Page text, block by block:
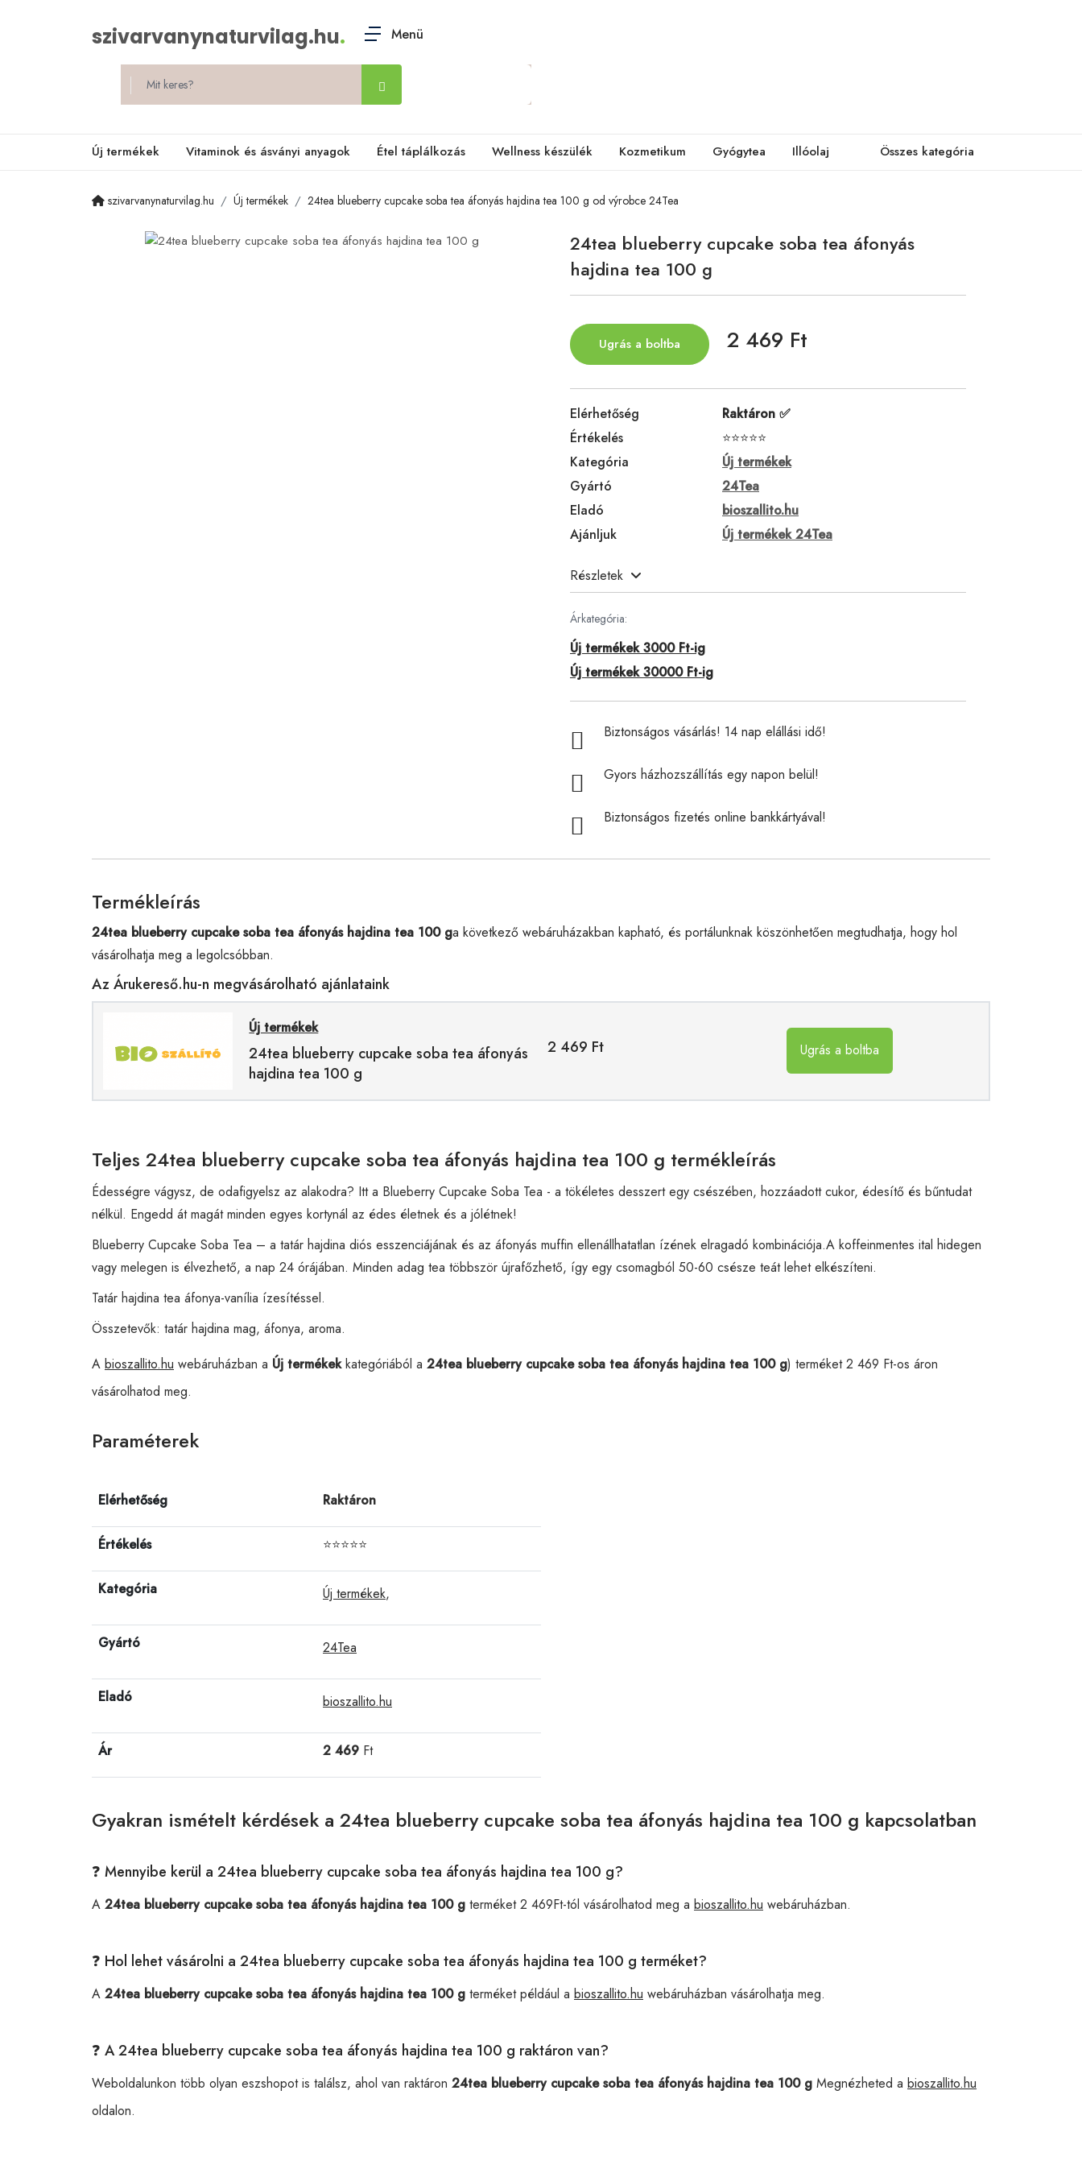
szivarvanynaturvilag.hu. Menü
Új termékek Vitaminok és ásványi anyagok Étel táplálkozás Wellness készülék Kozmetikum Gyógytea Illóolaj Összes kategória
szivarvanynaturvilag.hu Új termékek 24tea blueberry cupcake soba tea áfonyás hajdina tea 100 g od výrobce 24Tea
24tea blueberry cupcake soba tea áfonyás
hajdina tea 100 g
Ugrás a boltba 2 469 Ft
Elérhetőség
Raktáron ✅
Értékelés
⭐⭐⭐⭐⭐
Kategória
Új termékek
Gyártó
24Tea
Eladó
bioszallito.hu
Ajánljuk
Új termékek 24Tea
Részletek
Árkategória:
Új termékek 3000 Ft-ig
Új termékek 30000 Ft-ig
Biztonságos vásárlás! 14 nap elállási idő!
Gyors házhozszállítás egy napon belül!
Biztonságos fizetés online bankkártyával!
Termékleírás
24tea blueberry cupcake soba tea áfonyás hajdina tea 100 ga következő webáruházakban kapható, és portálunknak köszönhetően megtudhatja, hogy hol
vásárolhatja meg a legolcsóbban.
Az Árukereső.hu-n megvásárolható ajánlataink
Új termékek
24tea blueberry cupcake soba tea áfonyás
hajdina tea 100 g
2 469 Ft Ugrás a boltba
Teljes 24tea blueberry cupcake soba tea áfonyás hajdina tea 100 g termékleírás
Édességre vágysz, de odafigyelsz az alakodra? Itt a Blueberry Cupcake Soba Tea - a tökéletes desszert egy csészében, hozzáadott cukor, édesítő és bűntudat
nélkül. Engedd át magát minden egyes kortynál az édes életnek és a jólétnek!
Blueberry Cupcake Soba Tea – a tatár hajdina diós esszenciájának és az áfonyás muffin ellenállhatatlan ízének elragadó kombinációja.A koffeinmentes ital hidegen
vagy melegen is élvezhető, a nap 24 órájában. Minden adag tea többször újrafőzhető, így egy csomagból 50-60 csésze teát lehet elkészíteni.
Tatár hajdina tea áfonya-vanília ízesítéssel.
Összetevők: tatár hajdina mag, áfonya, aroma.
A bioszallito.hu webáruházban a Új termékekkategóriából a 24tea blueberry cupcake soba tea áfonyás hajdina tea 100 g) terméket 2 469 Ft-os áron
vásárolhatod meg.
Paraméterek
Elérhetőség Raktáron
Értékelés ⭐⭐⭐⭐⭐
Kategória Új termékek,
Gyártó 24Tea
Eladó bioszallito.hu
Ár 2 469 Ft
Gyakran ismételt kérdések a 24tea blueberry cupcake soba tea áfonyás hajdina tea 100 g kapcsolatban
❓ Mennyibe kerül a 24tea blueberry cupcake soba tea áfonyás hajdina tea 100 g?
A 24tea blueberry cupcake soba tea áfonyás hajdina tea 100 g terméket 2 469Ft-tól vásárolhatod meg a bioszallito.hu webáruházban.
❓ Hol lehet vásárolni a 24tea blueberry cupcake soba tea áfonyás hajdina tea 100 g terméket?
A 24tea blueberry cupcake soba tea áfonyás hajdina tea 100 g terméket például a bioszallito.hu webáruházban vásárolhatja meg.
❓ A 24tea blueberry cupcake soba tea áfonyás hajdina tea 100 g raktáron van?
Weboldalunkon több olyan eszshopot is találsz, ahol van raktáron 24tea blueberry cupcake soba tea áfonyás hajdina tea 100 g Megnézheted a bioszallito.hu
oldalon.